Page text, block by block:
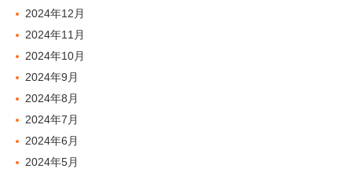
2024年12月
2024年11月
2024年10月
2024年9月
2024年8月
2024年7月
2024年6月
2024年5月